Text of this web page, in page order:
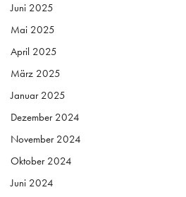
Juni 2025
Mai 2025
April 2025
März 2025
Januar 2025
Dezember 2024
November 2024
Oktober 2024
Juni 2024